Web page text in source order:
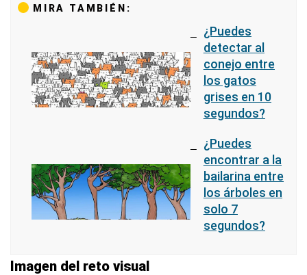
MIRA TAMBIÉN:
¿Puedes
detectar al
conejo entre
los gatos
grises en 10
segundos?
¿Puedes
encontrar a la
bailarina entre
los árboles en
solo 7
segundos?
Imagen del reto visual